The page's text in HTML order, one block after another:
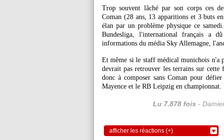
Trop souvent lâché par son corps ces
Coman (28 ans, 13 apparitions et 3 buts
élan par un problème physique ce
Bundesliga, l'international français a
informations du média Sky Allemagne,
Et même si le staff médical munichois n'a
devrait pas retrouver les terrains sur
donc à composer sans Coman pour
Mayence et le RB Leipzig en championnat.
Lu 7.878 fois -
afficher les réactions (+)